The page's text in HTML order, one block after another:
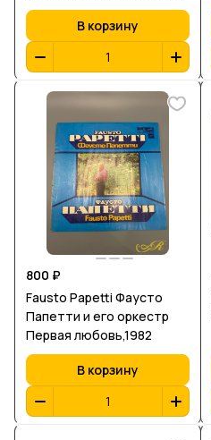
СВЕТА»
В корзину
800 ₽
Fausto Papetti Фаусто
Папетти и его оркестр
Первая любовь,1982
В корзину